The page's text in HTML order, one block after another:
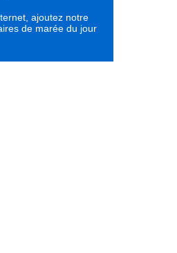
ajoutez notre
de marée du jour